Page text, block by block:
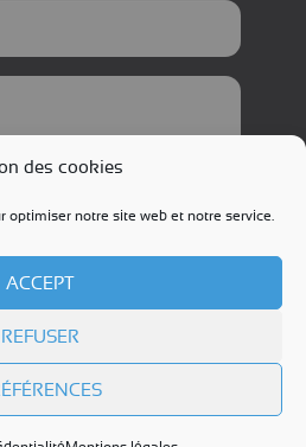
des cookies
optimiser notre site web et notre service.
ACCEPT
REFUSER